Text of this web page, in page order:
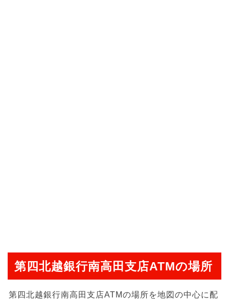
第四北越銀行南高田支店ATMの場所
第四北越銀行南高田支店ATMの場所を地図の中心に配